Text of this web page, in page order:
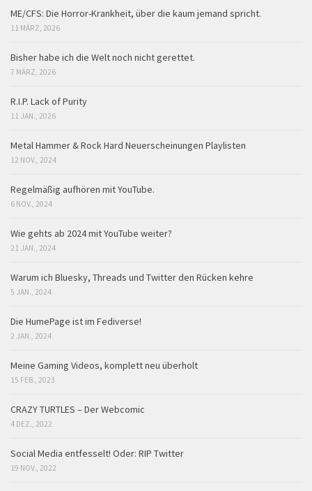
ME/CFS: Die Horror-Krankheit, über die kaum jemand spricht.
11 MÄRZ, 2026
Bisher habe ich die Welt noch nicht gerettet.
7 MÄRZ, 2026
R.I.P. Lack of Purity
11 JAN., 2026
Metal Hammer & Rock Hard Neuerscheinungen Playlisten
12 NOV., 2024
Regelmäßig aufhören mit YouTube.
6 NOV., 2024
Wie gehts ab 2024 mit YouTube weiter?
21 JAN., 2024
Warum ich Bluesky, Threads und Twitter den Rücken kehre
5 JAN., 2024
Die HumePage ist im Fediverse!
2 JAN., 2024
Meine Gaming Videos, komplett neu überholt
15 FEB., 2023
CRAZY TURTLES – Der Webcomic
4 DEZ., 2022
Social Media entfesselt! Oder: RIP Twitter
19 NOV., 2022